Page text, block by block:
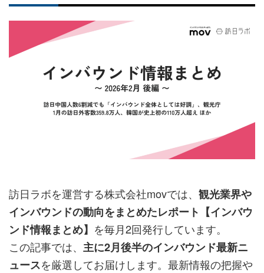
訪日ラボを運営する株式会社movでは、 観光業界や
インバウンドの動向をまとめたレポート【インバウ
ンド情報まとめ】 を毎月2回発行しています。
この記事では、 主に2月後半のインバウンド最新ニ
ュースを厳選してお届けします。最新情報の把握や